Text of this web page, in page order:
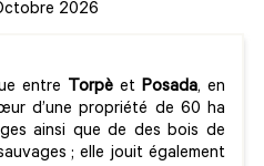
2026
entre Torpèet Posada, en
d’une propriété de 60 ha
ainsi que de des bois de
; elle jouit également